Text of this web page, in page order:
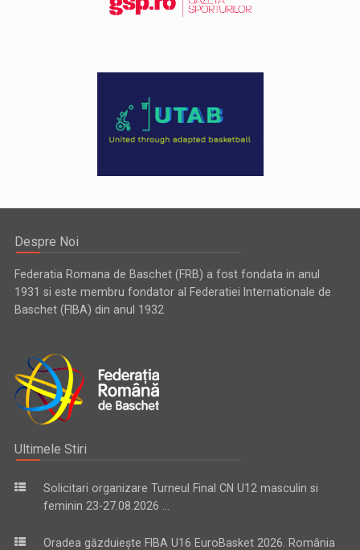
Despre Noi
Federatia Romana de Baschet (FRB) a fost fondata in anul
1931 si este membru fondator al Federatiei Internationale de
Baschet (FIBA) din anul 1932
Ultimele Stiri
Solicitari organizare Turneul Final CN U12 masculin si
feminin 23-27.08.2026 ...
Oradea găzduiește FIBA U16 EuroBasket 2026. România